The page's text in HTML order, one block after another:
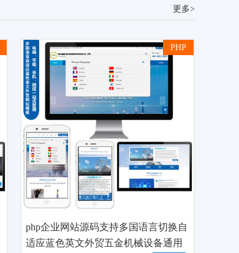
更多>
PHP
php企业网站源码支持多国语言切换自
适应蓝色英文外贸五金机械设备通用